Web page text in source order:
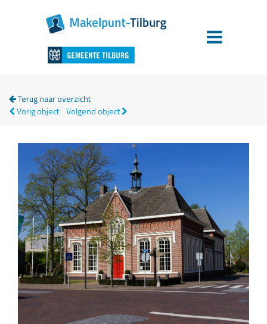
Terug naar overzicht
Vorig object Volgend object